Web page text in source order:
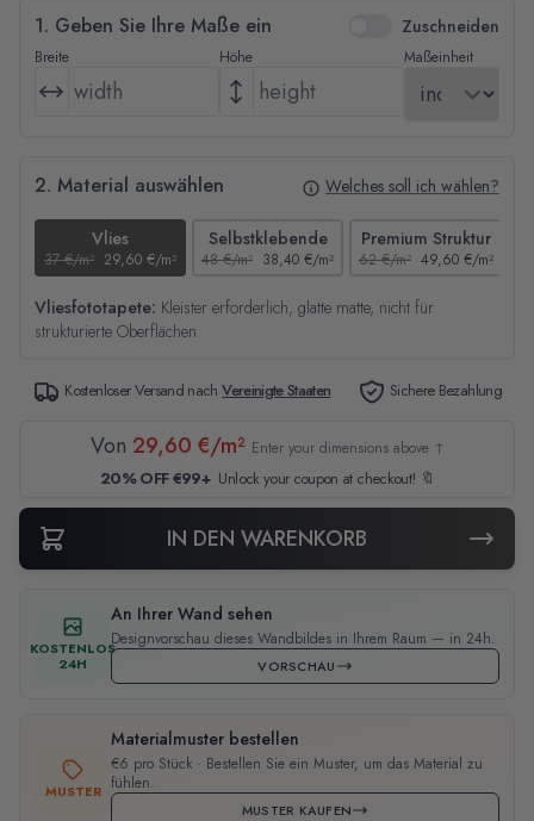
1. Geben Sie Ihre Maße ein Zuschneiden
Breite Höhe Maßeinheit
2. Material auswählen Welches soll ich wählen?
Vlies
37 €/m² 29,60 €/m²
Selbstklebende
48 €/m² 38,40 €/m²
Premium Struktur
62 €/m² 49,60 €/m²
Vliesfototapete: Kleister erforderlich, glatte matte, nicht für
strukturierte Oberflächen
Kostenloser Versand nachVereinigte Staaten Sichere Bezahlung
Von 29,60 €/m² Enter your dimensions above ↑
20% OFF €99+ Unlock your coupon at checkout! 🔖
IN DEN WARENKORB
KOSTENLOS
24H
An Ihrer Wand sehen
Designvorschau dieses Wandbildes in Ihrem Raum — in 24h.
VORSCHAU
MUSTER
Materialmuster bestellen
€6 pro Stück · Bestellen Sie ein Muster, um das Material zu
fühlen.
MUSTER KAUFEN